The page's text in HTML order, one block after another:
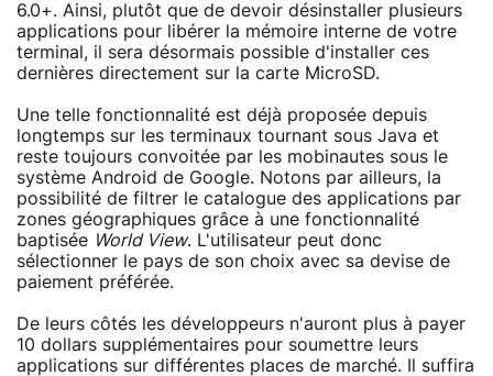
6.0+. Ainsi, plutôt que de devoir désinstaller plusieurs
applications pour libérer la mémoire interne de votre
terminal, il sera désormais possible d'installer ces
dernières directement sur la carte MicroSD.
Une telle fonctionnalité est déjà proposée depuis
longtemps sur les terminaux tournant sous Java et
reste toujours convoitée par les mobinautes sous le
système Android de Google. Notons par ailleurs, la
possibilité de filtrer le catalogue des applications par
zones géographiques grâce à une fonctionnalité
baptisée World View. L'utilisateur peut donc
sélectionner le pays de son choix avec sa devise de
paiement préférée.
De leurs côtés les développeurs n'auront plus à payer
10 dollars supplémentaires pour soumettre leurs
applications sur différentes places de marché. Il suffira